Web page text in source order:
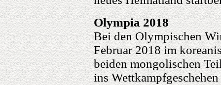
Olympia 2018
Bei den Olympischen
Februar 2018 im
beiden mongolischen
ins